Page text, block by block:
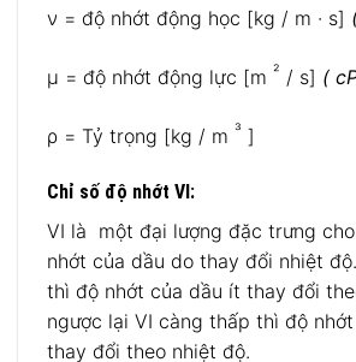
ν = độ nhớt động học [kg / m · s]
μ = độ nhớt động lực [m ² / s] (
ρ = Tỷ trọng [kg / m ³ ]
Chỉ số độ nhớt VI:
VI là một đại lượng đặc trưng
nhớt của dầu do thay đổi nhiệt
thì độ nhớt của dầu ít thay đổi
ngược lại VI càng thấp thì độ
thay đổi theo nhiệt độ.